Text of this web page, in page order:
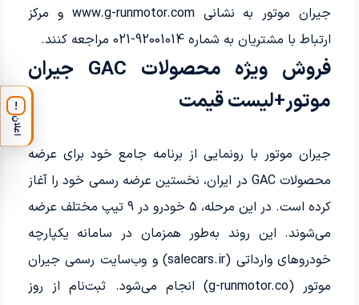
جیران موتور به نشانی www.g-runmotor.com و مرکز
ارتباط با مشتریان به شماره 92001014-021 مراجعه کنند.
فروش ویژه محصولات GAC جیران
موتور+لیست قیمت
جیران موتور با رونمایی از برنامه جامع خود برای عرضه
محصولاتGAC در ایران، نخستین عرضه رسمی خود را آغاز
کرده است. در این مرحله، ۵ خودرو در 9 تیپ مختلف عرضه
می‌شوند. این روند به‌طور همزمان در سامانه یکپارچه
خودروهای وارداتی (salecars.ir
)و وب‌سایت رسمی جیران
موتور (g-runmotor.co
) انجام می‌شود. ثبت‌نام از روز
!
اعلان